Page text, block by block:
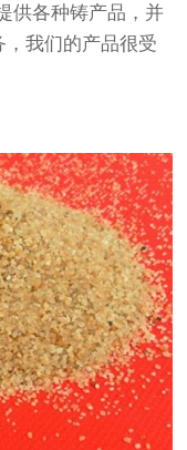
供各种铸产品，并
我们的产品很受